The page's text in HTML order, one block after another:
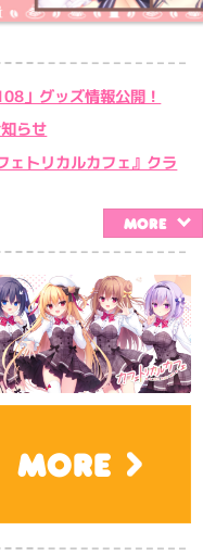
」グッズ情報公開！
らせ
ェトリカルカフェ』クラ
MORE
MORE